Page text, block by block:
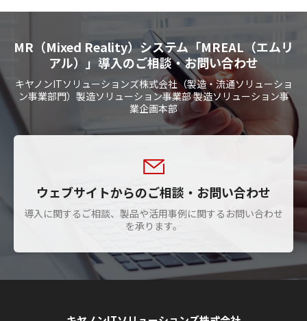
MR（Mixed Reality）システム「MREAL（エムリ
アル）」導入のご相談・お問い合わせ
キヤノンITソリューションズ株式会社（製造・流通ソリューショ
ン事業部門）製造ソリューション事業部 製造ソリューション事
業企画本部
ウェブサイトからのご相談・お問い合わせ
導入に関するご相談、製品や活用事例に関するお問い合わせ
を承ります。